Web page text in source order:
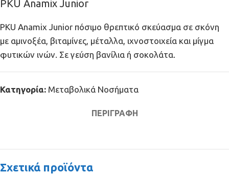
PKU Anamix Junior
PKU Anamix Junior πόσιμο θρεπτικό σκεύασμα σε σκόνη
με αμινοξέα, βιταμίνες, μέταλλα, ιχνοστοιχεία και μίγμα
φυτικών ινών. Σε γεύση βανίλια ή σοκολάτα.
Κατηγορία: Μεταβολικά Νοσήματα
ΠΕΡΙΓΡΑΦΉ
Σχετικά προϊόντα